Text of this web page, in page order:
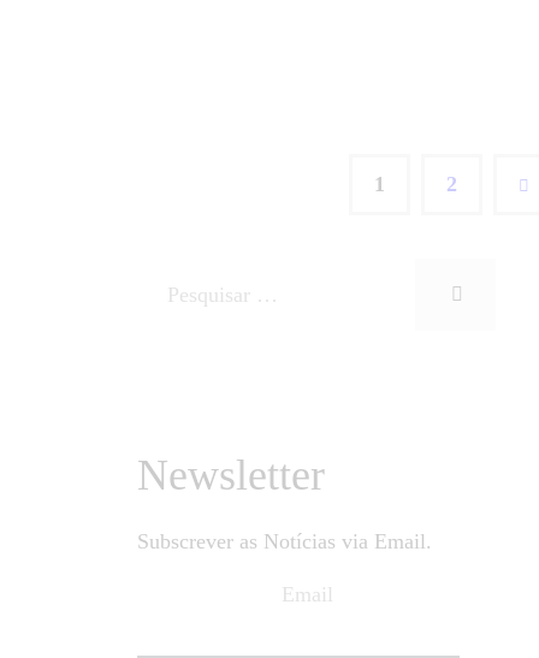
1 2
Newsletter
Subscrever as Notícias via Email.